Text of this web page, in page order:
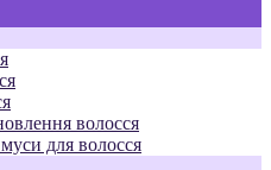
волосся
для волосся